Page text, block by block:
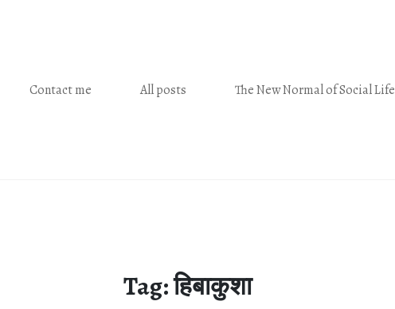
Contact me All posts The New Normal of Social Life
Tag:हिबाकुशा